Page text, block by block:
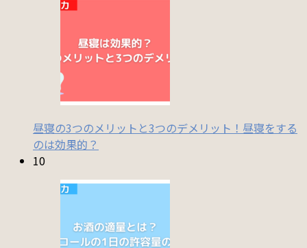
昼寝の3つのメリットと3つのデメリット！昼寝をする
のは効果的？
10